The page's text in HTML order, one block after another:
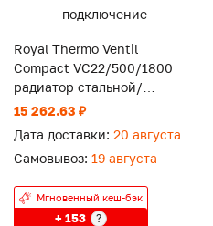
Royal Thermo Ventil
Compact VC22/500/1800
радиатор стальной/
панельный нижнее
15 262.63 ₽
Дата доставки: 20 августа
Самовывоз: 19 августа
Мгновенный кеш-бэк
+ 153 ?